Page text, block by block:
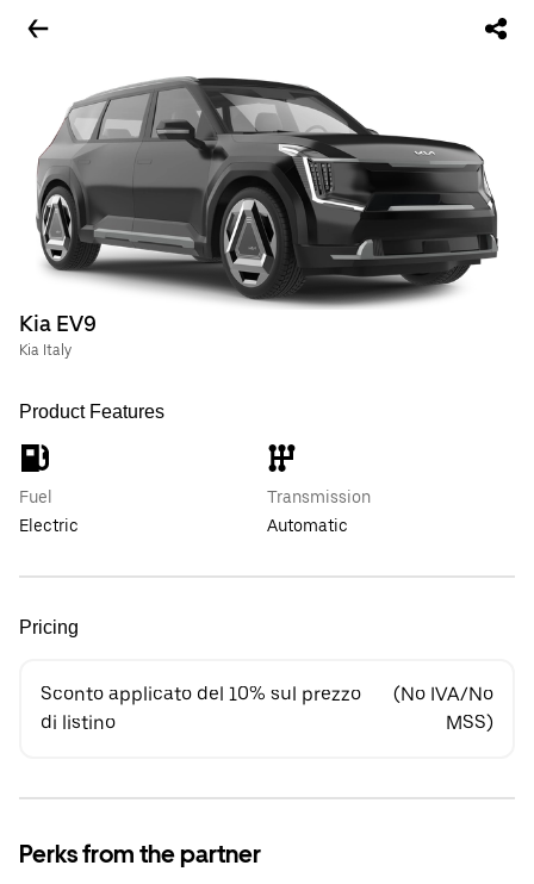
Kia EV9
Kia Italy
Product Features
Fuel
Electric
Transmission
Automatic
Pricing
Sconto applicato del 10% sul prezzo
di listino
(No IVA/No
MSS)
Perks from the partner